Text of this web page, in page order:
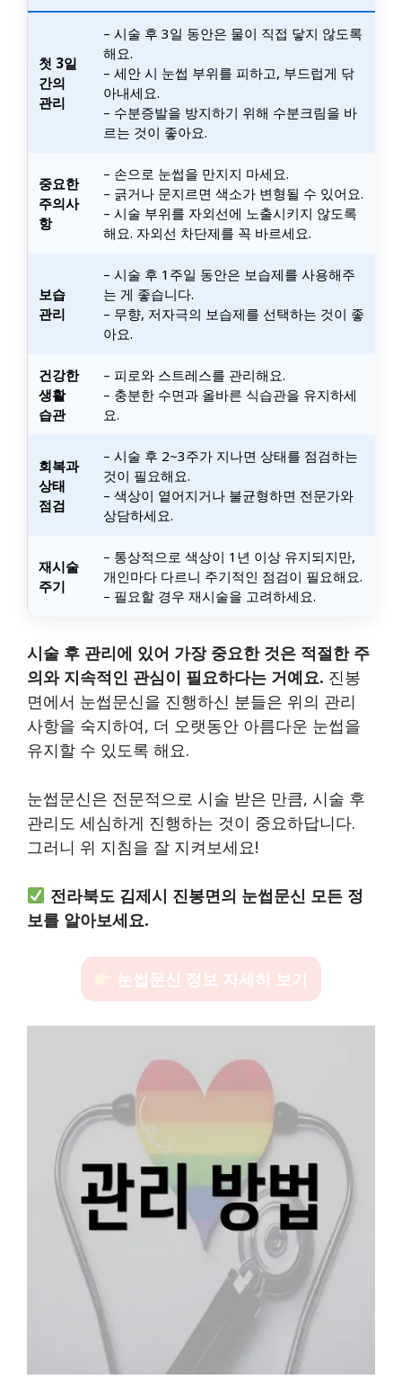
첫 3일
간의
관리
– 시술 후 3일 동안은 물이 직접 닿지 않도록
해요.
– 세안 시 눈썹 부위를 피하고, 부드럽게 닦
아내세요.
– 수분증발을 방지하기 위해 수분크림을 바
르는 것이 좋아요.
중요한
주의사
항
– 손으로 눈썹을 만지지 마세요.
– 긁거나 문지르면 색소가 변형될 수 있어요.
– 시술 부위를 자외선에 노출시키지 않도록
해요. 자외선 차단제를 꼭 바르세요.
보습
관리
– 시술 후 1주일 동안은 보습제를 사용해주
는 게 좋습니다.
– 무향, 저자극의 보습제를 선택하는 것이 좋
아요.
건강한
생활
습관
– 피로와 스트레스를 관리해요.
– 충분한 수면과 올바른 식습관을 유지하세
요.
회복과
상태
점검
– 시술 후 2~3주가 지나면 상태를 점검하는
것이 필요해요.
– 색상이 옅어지거나 불균형하면 전문가와
상담하세요.
재시술
주기
– 통상적으로 색상이 1년 이상 유지되지만,
개인마다 다르니 주기적인 점검이 필요해요.
– 필요할 경우 재시술을 고려하세요.
시술 후 관리에 있어 가장 중요한 것은 적절한 주
의와 지속적인 관심이 필요하다는 거예요. 진봉
면에서 눈썹문신을 진행하신 분들은 위의 관리
사항을 숙지하여, 더 오랫동안 아름다운 눈썹을
유지할 수 있도록 해요.
눈썹문신은 전문적으로 시술 받은 만큼, 시술 후
관리도 세심하게 진행하는 것이 중요하답니다.
그러니 위 지침을 잘 지켜보세요!
전라북도 김제시 진봉면의 눈썹문신 모든 정
보를 알아보세요.
눈썹문신 정보 자세히 보기